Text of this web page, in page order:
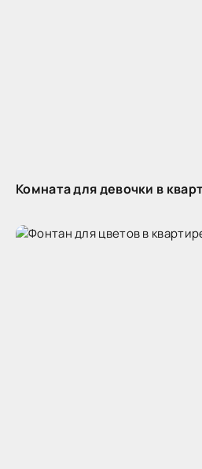
Комната для девочки в